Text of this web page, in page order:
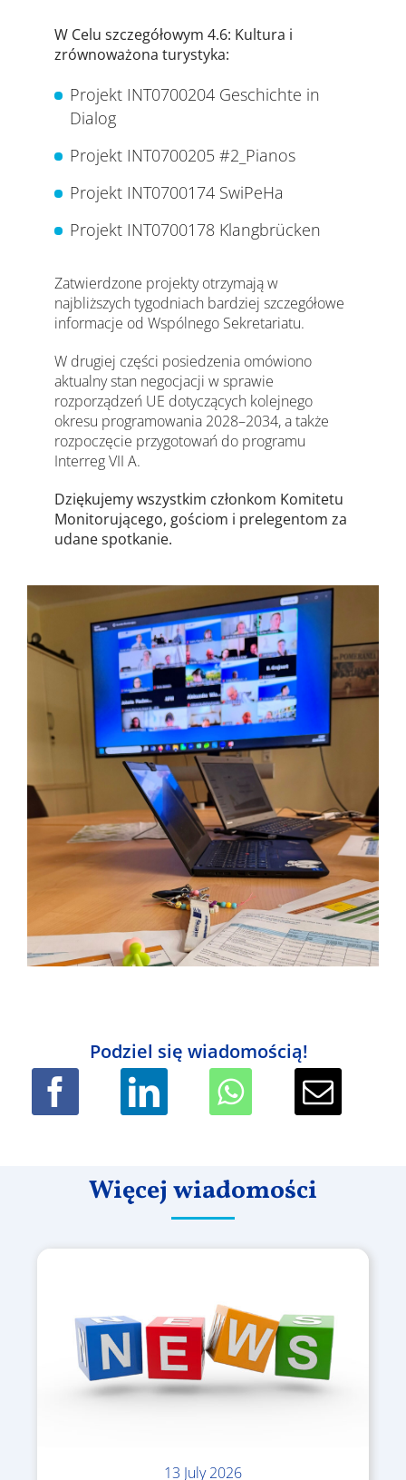
W Celu szczegółowym 4.6: Kultura i
zrównoważona turystyka:
Projekt INT0700204 Geschichte in
Dialog
Projekt INT0700205 #2_Pianos
Projekt INT0700174 SwiPeHa
Projekt INT0700178 Klangbrücken
Zatwierdzone projekty otrzymają w
najbliższych tygodniach bardziej szczegółowe
informacje od Wspólnego Sekretariatu.
W drugiej części posiedzenia omówiono
aktualny stan negocjacji w sprawie
rozporządzeń UE dotyczących kolejnego
okresu programowania 2028–2034, a także
rozpoczęcie przygotowań do programu
Interreg VII A.
Dziękujemy wszystkim członkom Komitetu
Monitorującego, gościom i prelegentom za
udane spotkanie.
Podziel się wiadomością!
Więcej wiadomości
13 July 2026